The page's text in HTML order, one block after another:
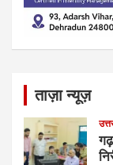
ताज़ा न्यूज़